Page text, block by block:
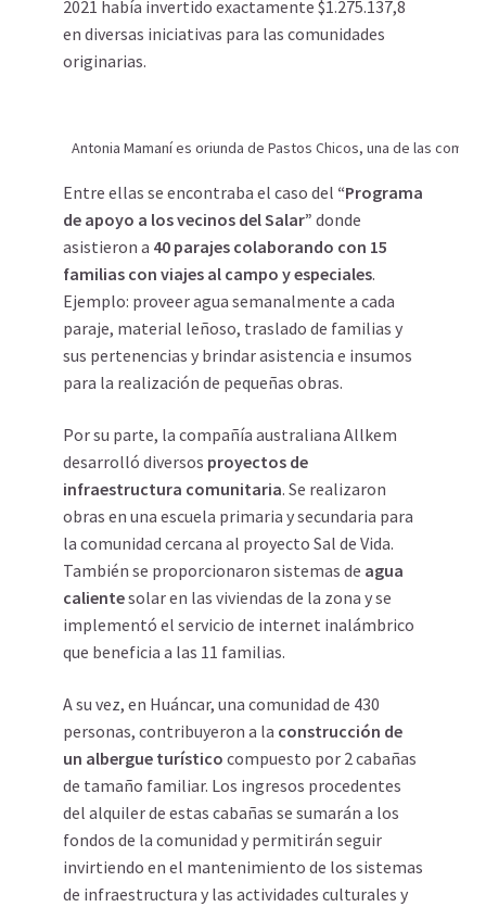
2021 había invertido exactamente $1.275.137,8
en diversas iniciativas para las comunidades
originarias.
Antonia Mamaní es oriunda de Pastos Chicos, una de las
Entre ellas se encontraba el caso del “Programa
de apoyo a los vecinos del Salar” donde
asistieron a 40 parajes colaborando con 15
familias con viajes al campo y especiales.
Ejemplo: proveer agua semanalmente a cada
paraje, material leñoso, traslado de familias y
sus pertenencias y brindar asistencia e insumos
para la realización de pequeñas obras.
Por su parte, la compañía australiana Allkem
desarrolló diversos proyectos de
infraestructura comunitaria. Se realizaron
obras en una escuela primaria y secundaria para
la comunidad cercana al proyecto Sal de Vida.
También se proporcionaron sistemas de agua
calientesolar en las viviendas de la zona y se
implementó el servicio de internet inalámbrico
que beneficia a las 11 familias.
A su vez, en Huáncar, una comunidad de 430
personas, contribuyeron a la construcción de
un albergue turístico compuesto por 2 cabañas
de tamaño familiar. Los ingresos procedentes
del alquiler de estas cabañas se sumarán a los
fondos de la comunidad y permitirán seguir
invirtiendo en el mantenimiento de los sistemas
de infraestructura y las actividades culturales y